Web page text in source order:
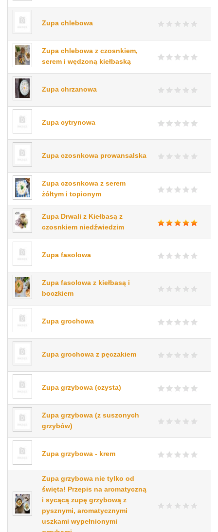
Zupa chlebowa
Zupa chlebowa z czosnkiem,
serem i wędzoną kiełbaską
Zupa chrzanowa
Zupa cytrynowa
Zupa czosnkowa prowansalska
Zupa czosnkowa z serem
żółtym i topionym
Zupa Drwali z Kiełbasą z
czosnkiem niedźwiedzim
Zupa fasolowa
Zupa fasolowa z kiełbasą i
boczkiem
Zupa grochowa
Zupa grochowa z pęczakiem
Zupa grzybowa (czysta)
Zupa grzybowa (z suszonych
grzybów)
Zupa grzybowa - krem
Zupa grzybowa nie tylko od
święta! Przepis na aromatyczną
i sycącą zupę grzybową z
pysznymi, aromatycznymi
uszkami wypełnionymi